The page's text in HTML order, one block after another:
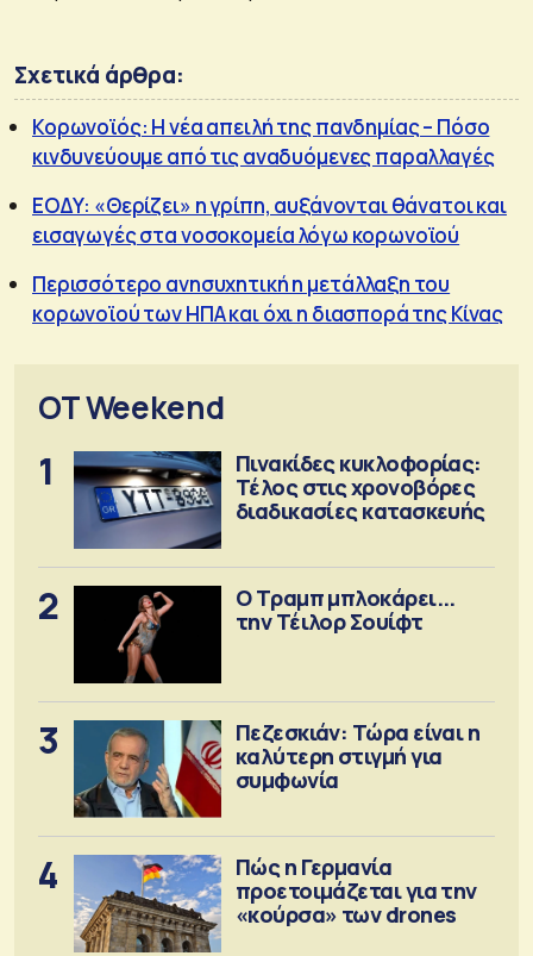
Σχετικά άρθρα:
Κορωνοϊός: Η νέα απειλή της πανδημίας – Πόσο
κινδυνεύουμε από τις αναδυόμενες παραλλαγές
ΕΟΔΥ: «Θερίζει» η γρίπη, αυξάνονται θάνατοι και
εισαγωγές στα νοσοκομεία λόγω κορωνοϊού
Περισσότερο ανησυχητική η μετάλλαξη του
κορωνοϊού των ΗΠΑ και όχι η διασπορά της Κίνας
OT Weekend
1
Πινακίδες κυκλοφορίας:
Τέλος στις χρονοβόρες
διαδικασίες κατασκευής
2
Ο Τραμπ μπλοκάρει...
την Τέιλορ Σουίφτ
3
Πεζεσκιάν: Τώρα είναι η
καλύτερη στιγμή για
συμφωνία
4
Πώς η Γερμανία
προετοιμάζεται για την
«κούρσα» των drones